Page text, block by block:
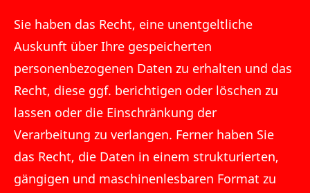
Sie haben das Recht, eine unentgeltliche
Auskunft über Ihre gespeicherten
personenbezogenen Daten zu erhalten und das
Recht, diese ggf. berichtigen oder löschen zu
lassen oder die Einschränkung der
Verarbeitung zu verlangen. Ferner haben Sie
das Recht, die Daten in einem strukturierten,
gängigen und maschinenlesbaren Format zu